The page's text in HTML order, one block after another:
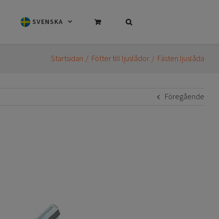
SVENSKA
Startsidan Fötter till ljuslådor Fästen ljuslåda
Föregående